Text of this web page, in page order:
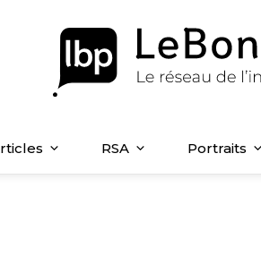
RSA Portraits